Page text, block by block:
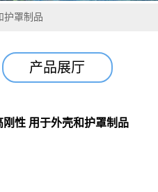
护罩制品
产品展厅
性 用于外壳和护罩制品